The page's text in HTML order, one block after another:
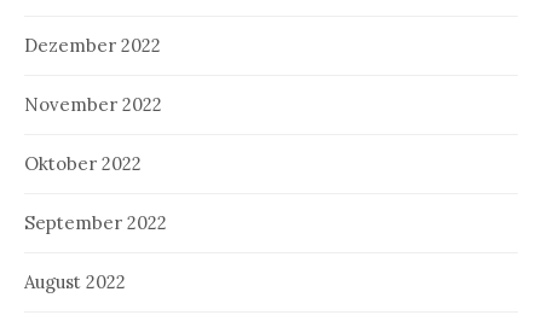
Dezember 2022
November 2022
Oktober 2022
September 2022
August 2022